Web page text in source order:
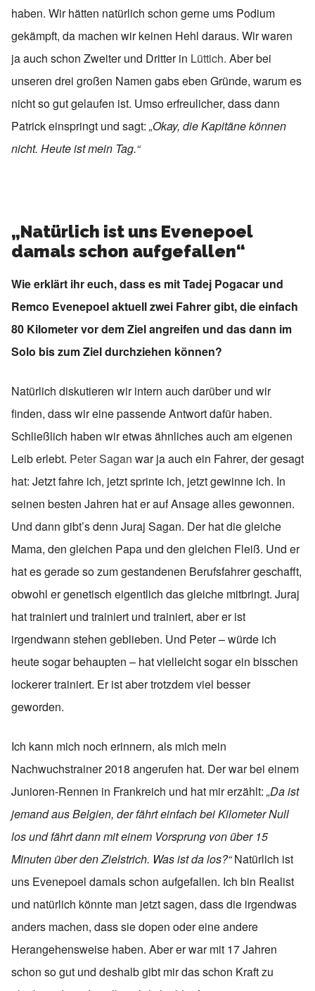
haben. Wir hätten natürlich schon gerne ums Podium
gekämpft, da machen wir keinen Hehl daraus. Wir waren
ja auch schon Zweiter und Dritter in Lüttich. Aber bei
unseren drei großen Namen gabs eben Gründe, warum es
nicht so gut gelaufen ist. Umso erfreulicher, dass dann
Patrick einspringt und sagt: „Okay, die Kapitäne können
nicht. Heute ist mein Tag.“
„Natürlich ist uns Evenepoel
damals schon aufgefallen“
Wie erklärt ihr euch, dass es mit Tadej Pogacar und
Remco Evenepoel aktuell zwei Fahrer gibt, die einfach
80 Kilometer vor dem Ziel angreifen und das dann im
Solo bis zum Ziel durchziehen können?
Natürlich diskutieren wir intern auch darüber und wir
finden, dass wir eine passende Antwort dafür haben.
Schließlich haben wir etwas ähnliches auch am eigenen
Leib erlebt. Peter Sagan war ja auch ein Fahrer, der gesagt
hat: Jetzt fahre ich, jetzt sprinte ich, jetzt gewinne ich. In
seinen besten Jahren hat er auf Ansage alles gewonnen.
Und dann gibt’s denn Juraj Sagan. Der hat die gleiche
Mama, den gleichen Papa und den gleichen Fleiß. Und er
hat es gerade so zum gestandenen Berufsfahrer geschafft,
obwohl er genetisch eigentlich das gleiche mitbringt. Juraj
hat trainiert und trainiert und trainiert, aber er ist
irgendwann stehen geblieben. Und Peter – würde ich
heute sogar behaupten – hat vielleicht sogar ein bisschen
lockerer trainiert. Er ist aber trotzdem viel besser
geworden.
Ich kann mich noch erinnern, als mich mein
Nachwuchstrainer 2018 angerufen hat. Der war bei einem
Junioren-Rennen in Frankreich und hat mir erzählt: „Da ist
jemand aus Belgien, der fährt einfach bei Kilometer Null
los und fährt dann mit einem Vorsprung von über 15
Minuten über den Zielstrich. Was ist da los?“Natürlich ist
uns Evenepoel damals schon aufgefallen. Ich bin Realist
und natürlich könnte man jetzt sagen, dass die irgendwas
anders machen, dass sie dopen oder eine andere
Herangehensweise haben. Aber er war mit 17 Jahren
schon so gut und deshalb gibt mir das schon Kraft zu